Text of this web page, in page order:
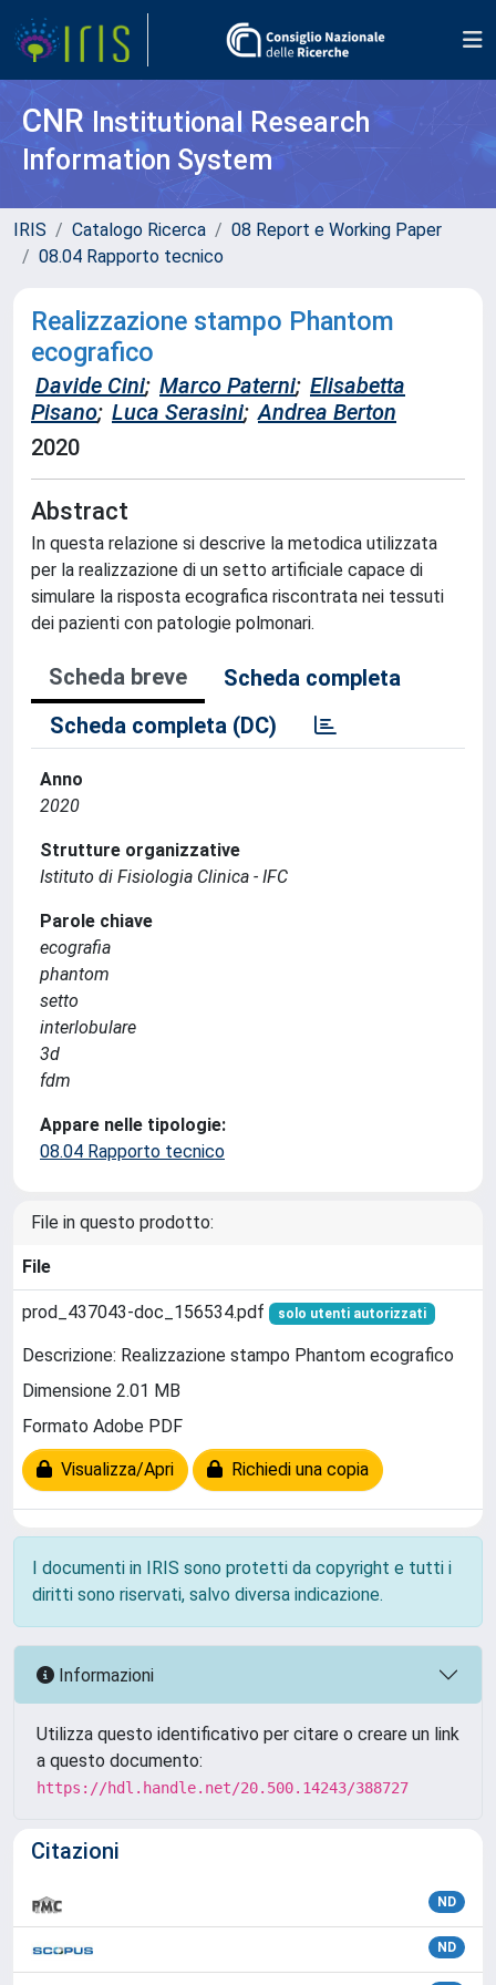
CNR Institutional Research
Information System
IRIS Catalogo Ricerca
08 Report e Working Paper
08.04 Rapporto tecnico
Realizzazione stampo Phantom
ecografico
Davide Cini; Marco Paterni; Elisabetta
Pisano; Luca Serasini; Andrea Berton
2020
Abstract
In questa relazione si descrive la metodica utilizzata
per la realizzazione di un setto artificiale capace di
simulare la risposta ecografica riscontrata nei tessuti
dei pazienti con patologie polmonari.
Scheda breve
Scheda completa
Scheda completa (DC)
Anno
2020
Strutture organizzative
Istituto di Fisiologia Clinica - IFC
Parole chiave
ecografia
phantom
setto
interlobulare
3d
fdm
Appare nelle tipologie:
08.04 Rapporto tecnico
File in questo prodotto:
File
prod_437043-doc_156534.pdf solo utenti autorizzati
Descrizione: Realizzazione stampo Phantom ecografico
Dimensione 2.01 MB
Formato Adobe PDF
Visualizza/Apri Richiedi una copia
I documenti in IRIS sono protetti da copyright e tutti i
diritti sono riservati, salvo diversa indicazione.
Informazioni
Utilizza questo identificativo per citare o creare un link
a questo documento:
https://hdl.handle.net/20.500.14243/388727
Citazioni
ND
ND